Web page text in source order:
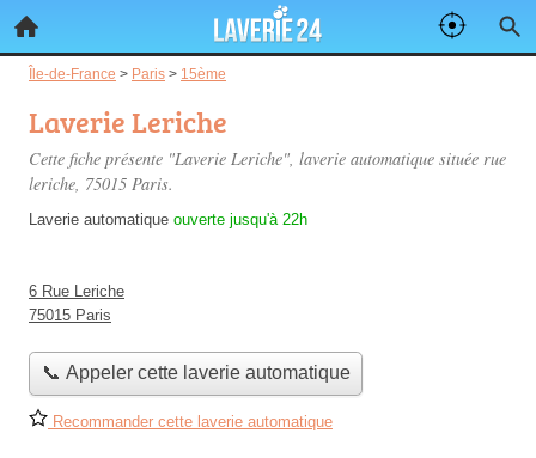
Île-de-France > Paris > 15ème
Laverie Leriche
Cette fiche présente "Laverie Leriche", laverie automatique située rue
leriche, 75015 Paris.
Laverie automatique ouverte jusqu'à 22h
6 Rue Leriche
75015 Paris
📞 Appeler cette laverie automatique
Recommander cette laverie automatique